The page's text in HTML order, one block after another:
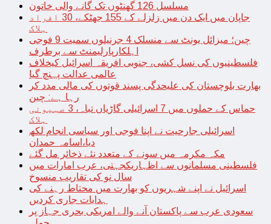
مسلسل 126 گھنٹوں تک گانے والی خاتون
جاپان میں ایک دن میں زلزلے کے 155 جھٹکے، 30 افراد
ہلاک
چین؛ میزائل یونٹ سے منسلک 4 جرنیلوں سمیت 9 فوجی
اہلکارپارلیمنٹ سے برطرف
فلسطینیوں کی نسل کشی، جنوبی افریقہ اسرائیل کیخلاف
عالمی عدالت پہنچ گیا
بھارت بلوچستان کی علیحدگی پسند قوتوں کی مالی مدد کر
رہا ہے: چین
حماس کے حملوں میں 7 اسرائیلی گاڑیاں تباہ، 3 صہیونی
ہلاک
اسرائیلی جارحیت نے اپنا فوجی اور سیاسی انجام لکھ
دیا،اسامہ حمدان
مکہ مکرمہ میں سونے کے متعدد نئے ذخائر مل گئے
فلسطینی مسلمانوں سے اظہاریکجہتی، عرب امارات میں
سال نو کی تقاریب منسوخ
اسرائیل نے اپنے شہریوں کو بھارت میں محتاط رہنے کی
ہدایات جاری کردیں
سعودی عرب سے پاکستان آنے والے امریکی بحری جہاز پر